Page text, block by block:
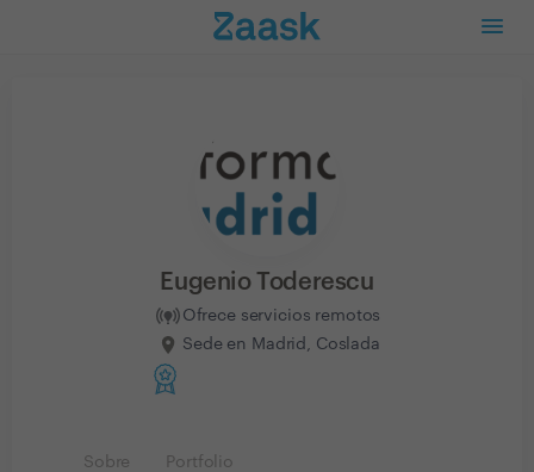
Eugenio Toderescu
Ofrece servicios remotos
Sede en Madrid, Coslada
Sobre Portfolio